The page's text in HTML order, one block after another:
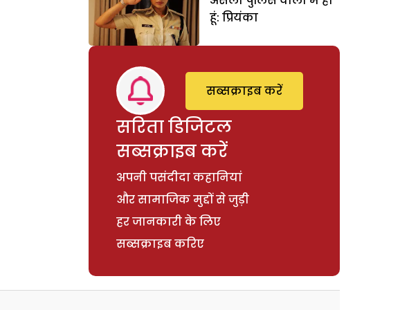
हूं: प्रियंका
सरिता डिजिटल
सब्सक्राइब करें
अपनी पसंदीदा कहानियां
और सामाजिक मुद्दों से जुड़ी
हर जानकारी के लिए
सब्सक्राइब करिए
सब्सक्राइब करें